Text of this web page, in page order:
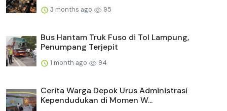
3 months ago 95
Bus Hantam Truk Fuso di Tol Lampung,
Penumpang Terjepit
1 month ago 94
Cerita Warga Depok Urus Administrasi
Kependudukan di Momen W...